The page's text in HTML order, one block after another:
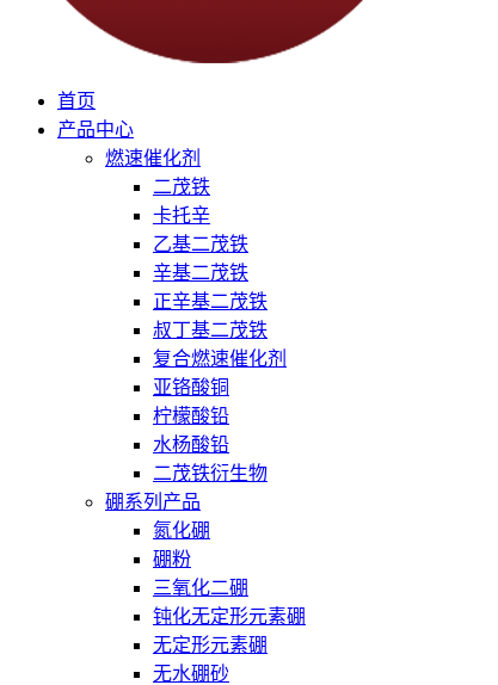
首页
产品中心
燃速催化剂
二茂铁
卡托辛
乙基二茂铁
辛基二茂铁
正辛基二茂铁
叔丁基二茂铁
复合燃速催化剂
亚铬酸铜
柠檬酸铅
水杨酸铅
二茂铁衍生物
硼系列产品
氮化硼
硼粉
三氧化二硼
钝化无定形元素硼
无定形元素硼
无水硼砂